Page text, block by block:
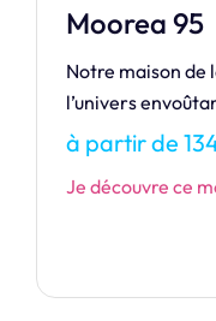
Cristal
Laissez la
CRISTAL, une
rencontrent.
à partir de